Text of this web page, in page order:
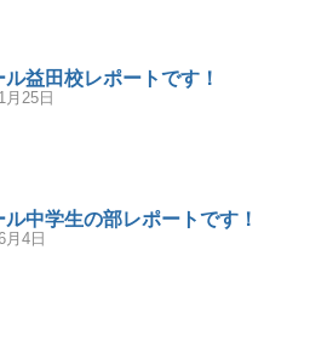
ル益田校レポートです！
月25日
ル中学生の部レポートです！
月4日